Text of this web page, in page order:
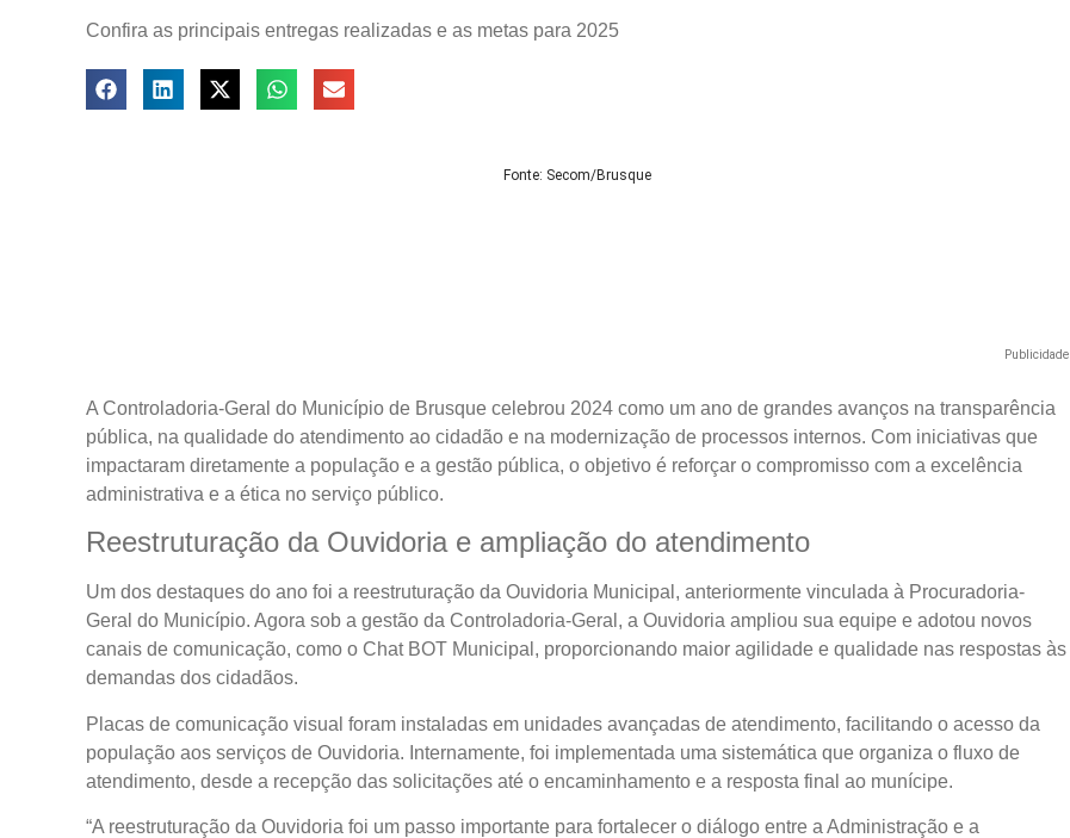
Confira as principais entregas realizadas e as metas para 2025
Fonte: Secom/Brusque
Publicidade
A Controladoria-Geral do Município de Brusque celebrou 2024 como um ano de grandes avanços na transparência
pública, na qualidade do atendimento ao cidadão e na modernização de processos internos. Com iniciativas que
impactaram diretamente a população e a gestão pública, o objetivo é reforçar o compromisso com a excelência
administrativa e a ética no serviço público.
Reestruturação da Ouvidoria e ampliação do atendimento
Um dos destaques do ano foi a reestruturação da Ouvidoria Municipal, anteriormente vinculada à Procuradoria-
Geral do Município. Agora sob a gestão da Controladoria-Geral, a Ouvidoria ampliou sua equipe e adotou novos
canais de comunicação, como o Chat BOT Municipal, proporcionando maior agilidade e qualidade nas respostas às
demandas dos cidadãos.
Placas de comunicação visual foram instaladas em unidades avançadas de atendimento, facilitando o acesso da
população aos serviços de Ouvidoria. Internamente, foi implementada uma sistemática que organiza o fluxo de
atendimento, desde a recepção das solicitações até o encaminhamento e a resposta final ao munícipe.
“A reestruturação da Ouvidoria foi um passo importante para fortalecer o diálogo entre a Administração e a